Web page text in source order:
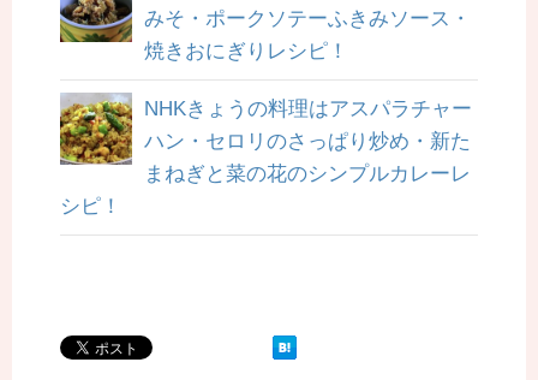
みそ・ポークソテーふきみソース・
焼きおにぎりレシピ！
NHKきょうの料理はアスパラチャー
ハン・セロリのさっぱり炒め・新た
まねぎと菜の花のシンプルカレーレ
シピ！